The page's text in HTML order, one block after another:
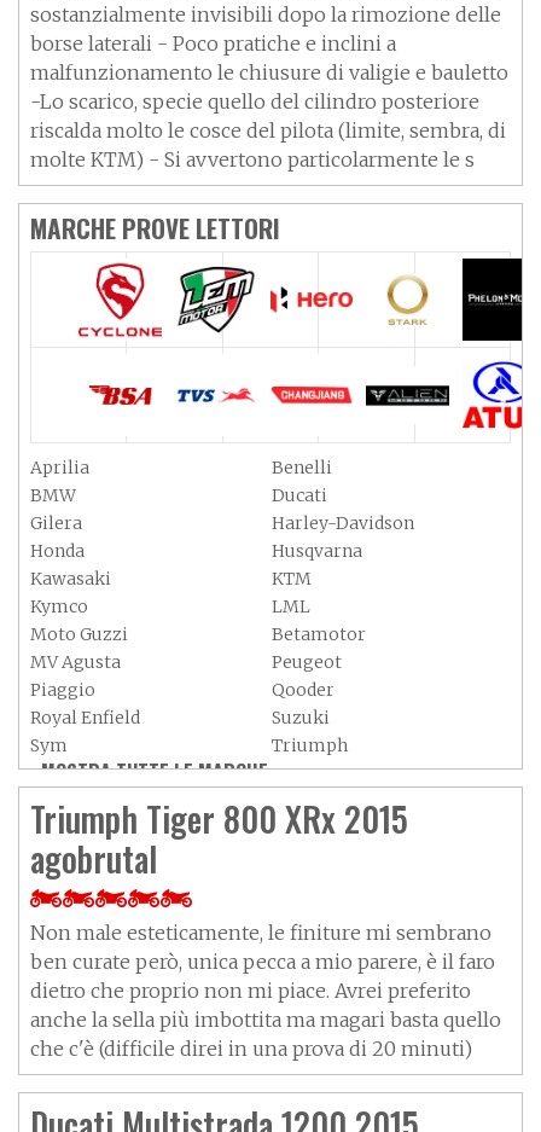
sostanzialmente invisibili dopo la rimozione delle
borse laterali - Poco pratiche e inclini a
malfunzionamento le chiusure di valigie e bauletto
-Lo scarico, specie quello del cilindro posteriore
riscalda molto le cosce del pilota (limite, sembra, di
molte KTM) - Si avvertono particolarmente le s
MARCHE PROVE LETTORI
Aprilia
Benelli
BMW
Ducati
Gilera
Harley-Davidson
Honda
Husqvarna
Kawasaki
KTM
Kymco
LML
Moto Guzzi
Betamotor
MV Agusta
Peugeot
Piaggio
Qooder
Royal Enfield
Suzuki
Sym
Triumph
Vespa
Yamaha
Adiva
Adly
Aeon
Aspes
Axy
MOSTRA TUTTE LE MARCHE »
Triumph Tiger 800 XRx 2015
agobrutal
Non male esteticamente, le finiture mi sembrano
ben curate però, unica pecca a mio parere, è il faro
dietro che proprio non mi piace. Avrei preferito
anche la sella più imbottita ma magari basta quello
che c'è (difficile direi in una prova di 20 minuti)